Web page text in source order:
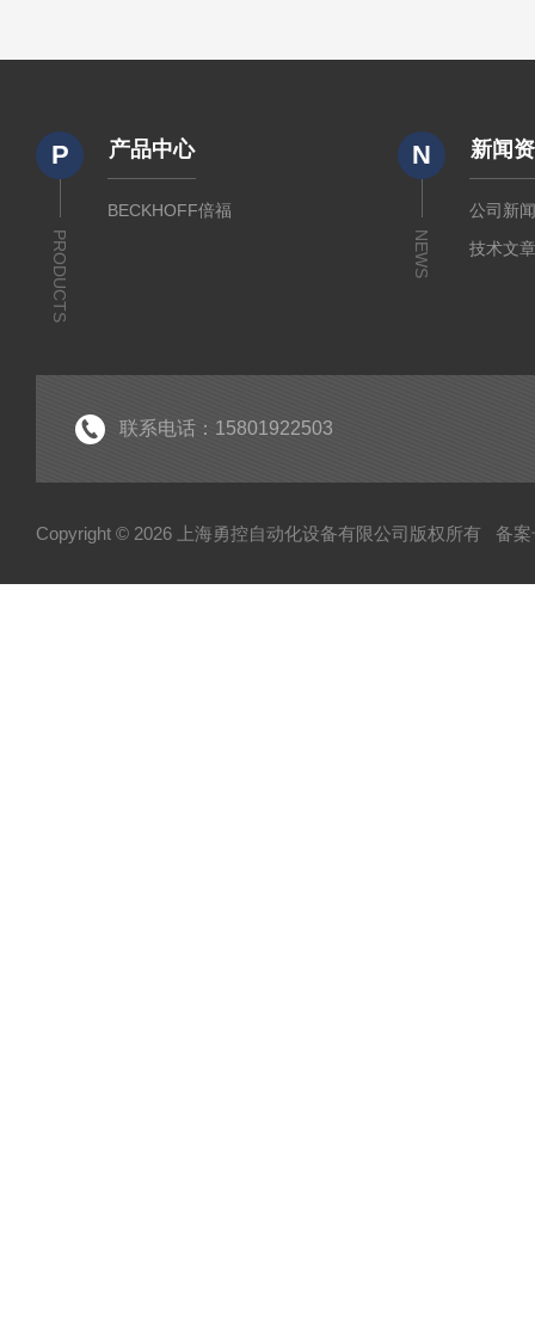
P
PRODUCTS
产品中心
BECKHOFF倍福
N
NEWS
新闻
公司新
技术文
联系电话：15801922503
Copyright © 2026 上海勇控自动化设备有限公司版权所有 备案